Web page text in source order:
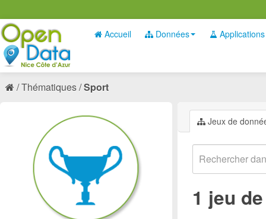
Accueil Données Applications
Thématiques Sport
Jeux de
1 jeu